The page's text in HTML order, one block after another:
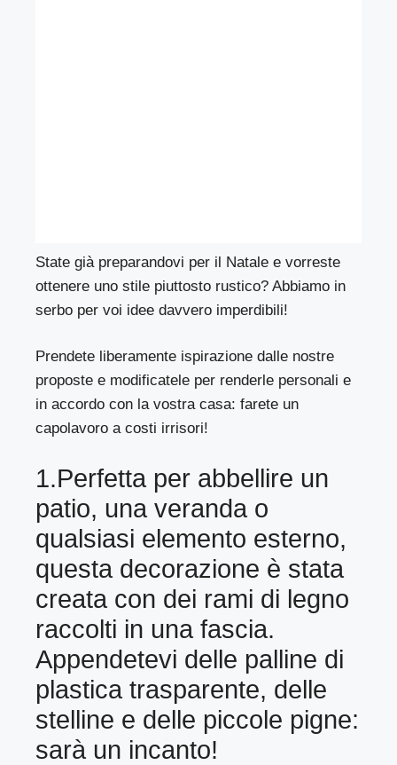
State già preparandovi per il Natale e vorreste
ottenere uno stile piuttosto rustico? Abbiamo in
serbo per voi idee davvero imperdibili!
Prendete liberamente ispirazione dalle nostre
proposte e modificatele per renderle personali e
in accordo con la vostra casa: farete un
capolavoro a costi irrisori!
1.Perfetta per abbellire un
patio, una veranda o
qualsiasi elemento esterno,
questa decorazione è stata
creata con dei rami di legno
raccolti in una fascia.
Appendetevi delle palline di
plastica trasparente, delle
stelline e delle piccole pigne:
sarà un incanto!